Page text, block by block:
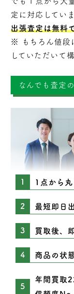
定に対応していま
出張査定は無料
※ もちろん値段
していただいて
なんでも査定
1点から
最短即日
買取後、
商品の状
年間買取